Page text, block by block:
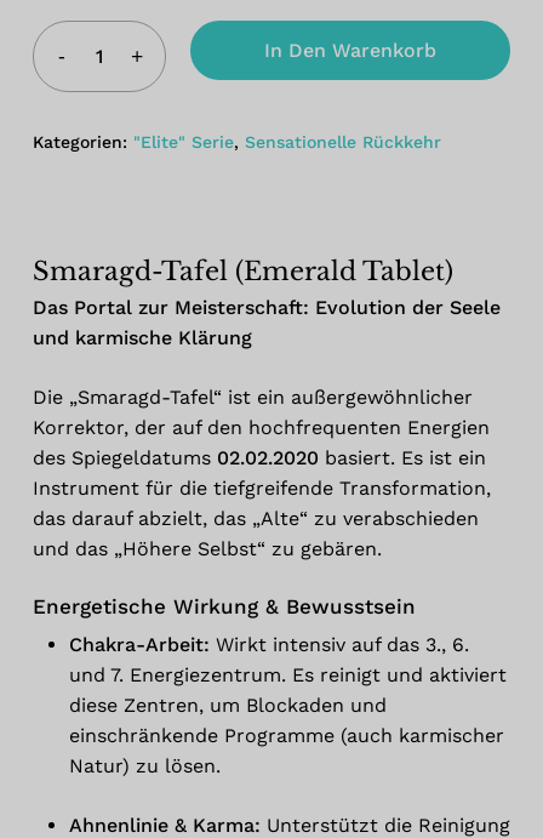
In Den Warenkorb
Kategorien: "Elite" Serie, Sensationelle Rückkehr
Smaragd-Tafel (Emerald Tablet)
Das Portal zur Meisterschaft: Evolution der Seele
und karmische Klärung
Die „Smaragd-Tafel“ ist ein außergewöhnlicher
Korrektor, der auf den hochfrequenten Energien
des Spiegeldatums 02.02.2020 basiert. Es ist ein
Instrument für die tiefgreifende Transformation,
das darauf abzielt, das „Alte“ zu verabschieden
und das „Höhere Selbst“ zu gebären.
Energetische Wirkung & Bewusstsein
Chakra-Arbeit: Wirkt intensiv auf das 3., 6.
und 7. Energiezentrum. Es reinigt und aktiviert
diese Zentren, um Blockaden und
einschränkende Programme (auch karmischer
Natur) zu lösen.
Ahnenlinie & Karma: Unterstützt die Reinigung